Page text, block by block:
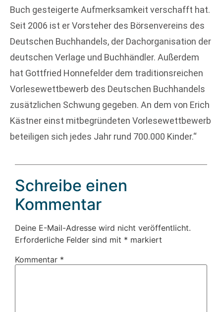
Buch gesteigerte Aufmerksamkeit verschafft hat.
Seit 2006 ist er Vorsteher des Börsenvereins des
Deutschen Buchhandels, der Dachorganisation der
deutschen Verlage und Buchhändler. Außerdem
hat Gottfried Honnefelder dem traditionsreichen
Vorlesewettbewerb des Deutschen Buchhandels
zusätzlichen Schwung gegeben. An dem von Erich
Kästner einst mitbegründeten Vorlesewettbewerb
beteiligen sich jedes Jahr rund 700.000 Kinder.“
Schreibe einen
Kommentar
Deine E-Mail-Adresse wird nicht veröffentlicht.
Erforderliche Felder sind mit * markiert
Kommentar *